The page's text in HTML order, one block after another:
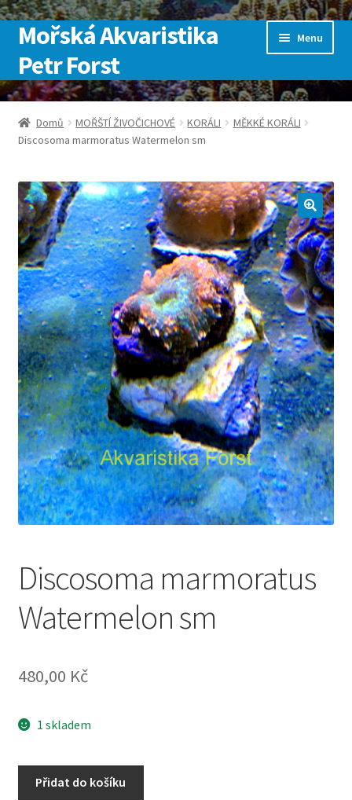
Přeskočit
na
navigaci
Přejít
k
obsahu
webu
Mořská Akvaristika
Petr Forst
Menu
Úvodní stránka
Kontakt
Košík
Můj účet
Obchod
Pokladna
SLUŽBY
Domů MOŘŠTÍ ŽIVOČICHOVÉ KORÁLI
MĚKKÉ KORÁLI
Discosoma marmoratus Watermelon sm
Discosoma marmoratus
Watermelon sm
480,00 Kč
1 skladem
Discosoma
Přidat do košíku